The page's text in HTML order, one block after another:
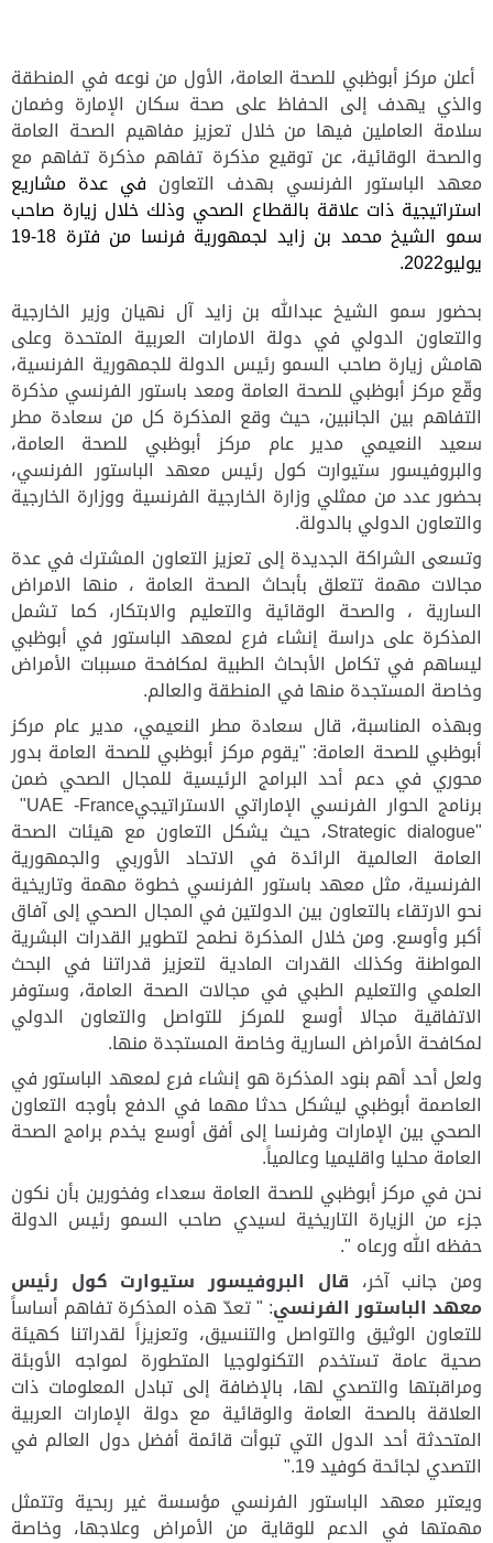
أعلن مركز أبوظبي للصحة العامة، الأول من نوعه في المنطقة
والذي يهدف إلى الحفاظ على صحة سكان الإمارة وضمان
سلامة العاملين فيها من خلال تعزيز مفاهيم الصحة العامة
والصحة الوقائية،عن توقيع مذكرة تفاهم مذكرة تفاهم مع
معهد الباستور الفرنسي بهدف التعاون في عدة مشاريع
استراتيجية ذات علاقة بالقطاع الصحي وذلك خلال زيارة صاحب
سمو الشيخ محمد بن زايد لجمهورية فرنسا من فترة 18-19
يوليو2022.
بحضور سمو الشيخ عبدالله بن زايد آل نهيان وزير الخارجية
والتعاون الدولي في دولة الامارات العربية المتحدة وعلى
هامش زيارة صاحب السمو رئيس الدولة للجمهورية الفرنسية،
وقّع مركز أبوظبي للصحة العامة ومعد باستور الفرنسي مذكرة
التفاهم بين الجانبين، حيث وقع المذكرة كل من سعادة مطر
سعيد النعيمي مدير عام مركز أبوظبي للصحة العامة،
والبروفيسور ستيوارت كول رئيس معهد الباستور الفرنسي،
بحضور عدد من ممثلي وزارة الخارجية الفرنسية ووزارة الخارجية
والتعاون الدولي بالدولة.
وتسعى الشراكة الجديدة إلى تعزيز التعاون المشترك في عدة
مجالات مهمة تتعلق بأبحاث الصحة العامة ، منها الامراض
السارية ، والصحة الوقائية والتعليم والابتكار، كما تشمل
المذكرة على دراسة إنشاء فرع لمعهد الباستور في أبوظبي
ليساهم في تكامل الأبحاث الطبية لمكافحة مسببات الأمراض
وخاصة المستجدة منها في المنطقة والعالم.
وبهذه المناسبة، قال سعادة مطر النعيمي، مدير عام مركز
أبوظبي للصحة العامة: "يقوم مركز أبوظبي للصحة العامة بدور
محوري في دعم أحد البرامج الرئيسية للمجال الصحي ضمن
برنامج الحوار الفرنسي الإماراتي الاستراتيجي"UAE -France
Strategic dialogue"، حيث يشكل التعاون مع هيئات الصحة
العامة العالمية الرائدة في الاتحاد الأوربي والجمهورية
الفرنسية، مثل معهد باستور الفرنسي خطوة مهمة وتاريخية
نحو الارتقاء بالتعاون بين الدولتين في المجال الصحي إلى آفاق
أكبر وأوسع. ومن خلال المذكرة نطمح لتطوير القدرات البشرية
المواطنة وكذلك القدرات المادية لتعزيز قدراتنا في البحث
العلمي والتعليم الطبي في مجالات الصحة العامة، وستوفر
الاتفاقية مجالا أوسع للمركز للتواصل والتعاون الدولي
لمكافحة الأمراض السارية وخاصة المستجدة منها.
ولعل أحد أهم بنود المذكرة هو إنشاء فرع لمعهد الباستور في
العاصمة أبوظبي ليشكل حدثا مهما في الدفع بأوجه التعاون
الصحي بين الإمارات وفرنسا إلى أفق أوسع يخدم برامج الصحة
العامة محليا واقليميا وعالمياً.
نحن في مركز أبوظبي للصحة العامة سعداء وفخورين بأن نكون
جزء من الزيارة التاريخية لسيدي صاحب السمو رئيس الدولة
حفظه الله ورعاه ".
ومن جانب آخر، قال البروفيسور ستيوارت كول رئيس
معهد الباستور الفرنسي: " تعدّ هذه المذكرة تفاهم أساساً
للتعاون الوثيق والتواصل والتنسيق، وتعزيزاً لقدراتنا كهيئة
صحية عامة تستخدم التكنولوجيا المتطورة لمواجه الأوبئة
ومراقبتها والتصدي لها، بالإضافة إلى تبادل المعلومات ذات
العلاقة بالصحة العامة والوقائية مع دولة الإمارات العربية
المتحدثة أحد الدول التي تبوأت قائمة أفضل دول العالم في
التصدي لجائحة كوفيد 19."
ويعتبر معهد الباستور الفرنسي مؤسسة غير ربحية وتتمثل
مهمتها في الدعم للوقاية من الأمراض وعلاجها، وخاصة